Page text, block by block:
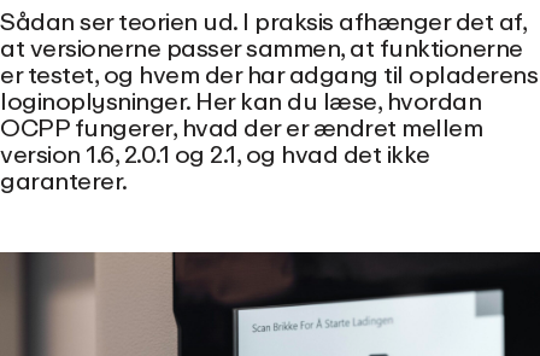
Sådan ser teorien ud. I praksis afhænger det af,
at versionerne passer sammen, at funktionerne
er testet, og hvem der har adgang til opladerens
loginoplysninger. Her kan du læse, hvordan
OCPP fungerer, hvad der er ændret mellem
version 1.6, 2.0.1 og 2.1, og hvad det ikke
garanterer.